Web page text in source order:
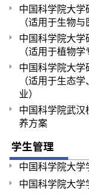
中国科学院大
（适用于生物与
中国科学院大
（适用于植物学
中国科学院大
（适用于生态
业）
中国科学院武
养方案
学生管理
中国科学院大学
中国科学院大学